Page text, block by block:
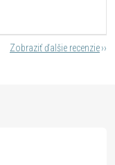
Zobraziť ďalšie recenzie